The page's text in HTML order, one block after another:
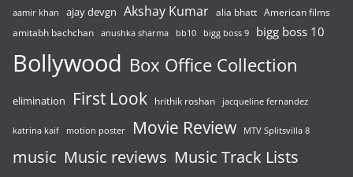
aamir khan ajay devgn Akshay Kumar alia bhatt American films
amitabh bachchan anushka sharma bb10 bigg boss 9 bigg boss 10
Bollywood Box Office Collection
elimination First Look hrithik roshan jacqueline fernandez
katrina kaif motion poster Movie Review MTV Splitsvilla 8
music Music reviews Music Track Lists